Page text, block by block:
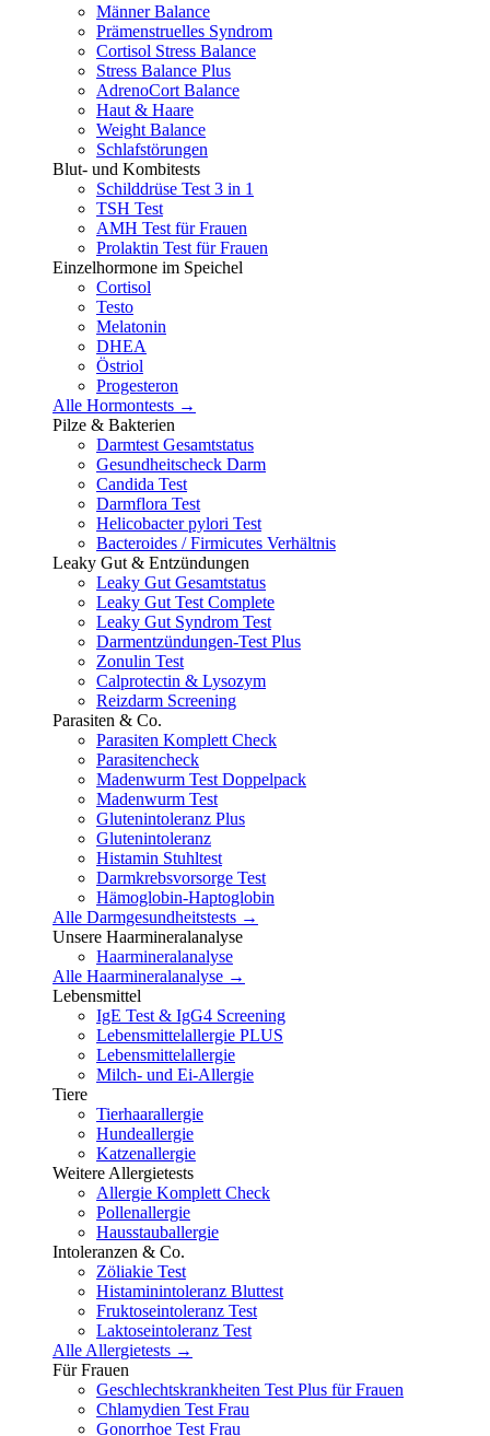
Männer Balance
Prämenstruelles Syndrom
Cortisol Stress Balance
Stress Balance Plus
AdrenoCort Balance
Haut & Haare
Weight Balance
Schlafstörungen
Blut- und Kombitests
Schilddrüse Test 3 in 1
TSH Test
AMH Test für Frauen
Prolaktin Test für Frauen
Einzelhormone im Speichel
Cortisol
Testo
Melatonin
DHEA
Östriol
Progesteron
Alle Hormontests →
Pilze & Bakterien
Darmtest Gesamtstatus
Gesundheitscheck Darm
Candida Test
Darmflora Test
Helicobacter pylori Test
Bacteroides / Firmicutes Verhältnis
Leaky Gut & Entzündungen
Leaky Gut Gesamtstatus
Leaky Gut Test Complete
Leaky Gut Syndrom Test
Darmentzündungen-Test Plus
Zonulin Test
Calprotectin & Lysozym
Reizdarm Screening
Parasiten & Co.
Parasiten Komplett Check
Parasitencheck
Madenwurm Test Doppelpack
Madenwurm Test
Glutenintoleranz Plus
Glutenintoleranz
Histamin Stuhltest
Darmkrebsvorsorge Test
Hämoglobin-Haptoglobin
Alle Darmgesundheitstests →
Unsere Haarmineralanalyse
Haarmineralanalyse
Alle Haarmineralanalyse →
Lebensmittel
IgE Test & IgG4 Screening
Lebensmittelallergie PLUS
Lebensmittelallergie
Milch- und Ei-Allergie
Tiere
Tierhaarallergie
Hundeallergie
Katzenallergie
Weitere Allergietests
Allergie Komplett Check
Pollenallergie
Hausstauballergie
Intoleranzen & Co.
Zöliakie Test
Histaminintoleranz Bluttest
Fruktoseintoleranz Test
Laktoseintoleranz Test
Alle Allergietests →
Für Frauen
Geschlechtskrankheiten Test Plus für Frauen
Chlamydien Test Frau
Gonorrhoe Test Frau